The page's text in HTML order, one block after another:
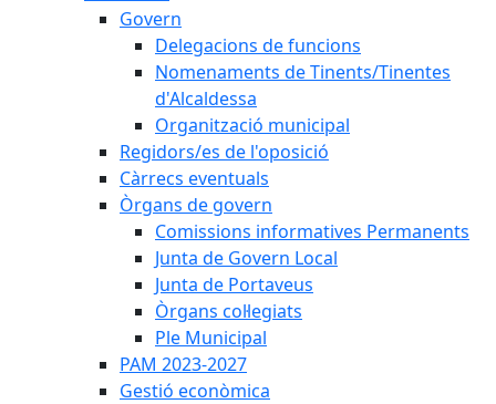
Govern
Delegacions de funcions
Nomenaments de Tinents/Tinentes
d'Alcaldessa
Organització municipal
Regidors/es de l'oposició
Càrrecs eventuals
Òrgans de govern
Comissions informatives Permanents
Junta de Govern Local
Junta de Portaveus
Òrgans col·legiats
Ple Municipal
PAM 2023-2027
Gestió econòmica